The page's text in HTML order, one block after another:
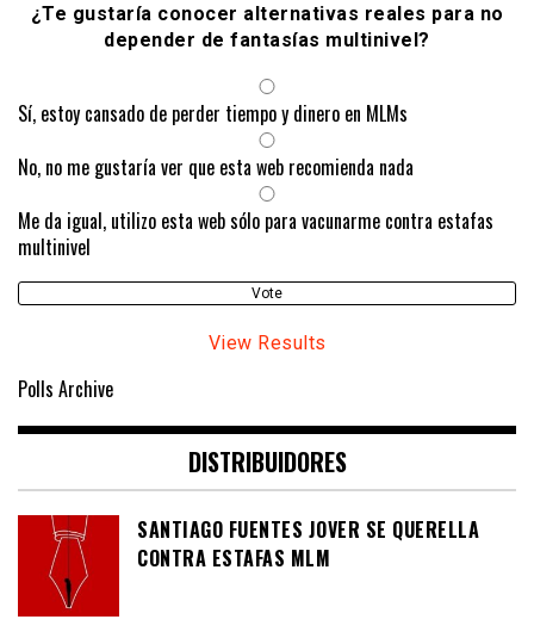
¿Te gustaría conocer alternativas reales para no
depender de fantasías multinivel?
Sí, estoy cansado de perder tiempo y dinero en MLMs
No, no me gustaría ver que esta web recomienda nada
Me da igual, utilizo esta web sólo para vacunarme contra estafas
multinivel
View Results
Polls Archive
DISTRIBUIDORES
SANTIAGO FUENTES JOVER SE QUERELLA
CONTRA ESTAFAS MLM